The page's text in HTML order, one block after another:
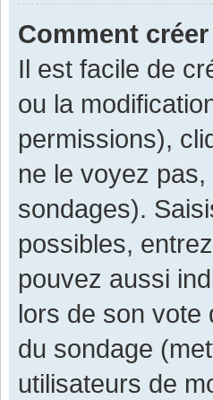
Comment
Il est facile de
ou la
permissions),
ne le voyez
sondages).
possibles,
pouvez aussi
lors de son vote
du sondage
utilisateurs de